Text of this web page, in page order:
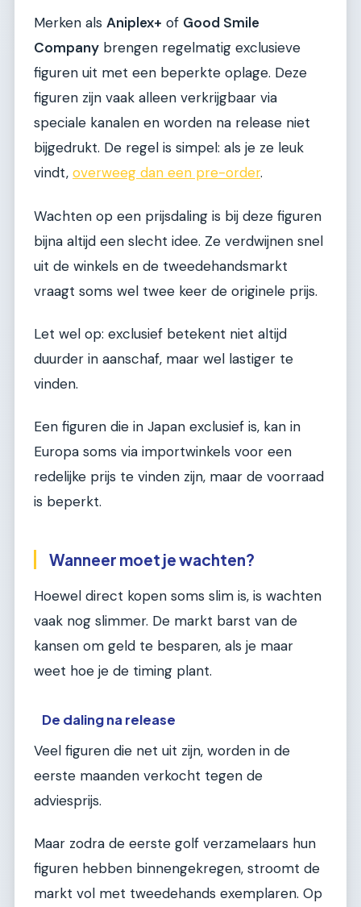
Merken als Aniplex+ of Good Smile
Company brengen regelmatig exclusieve
figuren uit met een beperkte oplage. Deze
figuren zijn vaak alleen verkrijgbaar via
speciale kanalen en worden na release niet
bijgedrukt. De regel is simpel: als je ze leuk
vindt, overweeg dan een pre-order.
Wachten op een prijsdaling is bij deze figuren
bijna altijd een slecht idee. Ze verdwijnen snel
uit de winkels en de tweedehandsmarkt
vraagt soms wel twee keer de originele prijs.
Let wel op: exclusief betekent niet altijd
duurder in aanschaf, maar wel lastiger te
vinden.
Een figuren die in Japan exclusief is, kan in
Europa soms via importwinkels voor een
redelijke prijs te vinden zijn, maar de voorraad
is beperkt.
Wanneer moet je wachten?
Hoewel direct kopen soms slim is, is wachten
vaak nog slimmer. De markt barst van de
kansen om geld te besparen, als je maar
weet hoe je de timing plant.
De daling na release
Veel figuren die net uit zijn, worden in de
eerste maanden verkocht tegen de
adviesprijs.
Maar zodra de eerste golf verzamelaars hun
figuren hebben binnengekregen, stroomt de
markt vol met tweedehands exemplaren. Op